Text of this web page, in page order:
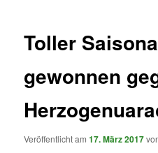
Toller
gewonnen
Veröffentlicht am17. März 2017